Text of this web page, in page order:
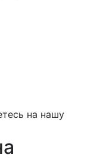
на нашу